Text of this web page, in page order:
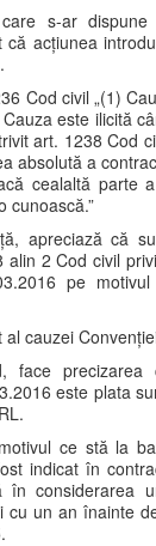
s-ar dispune
că acțiunea
Cod civil „(1)
este ilicită
art. 1238 Cod
absolută a
cealaltă parte
cunoască.”
apreciază că
2 Cod civil
pe
al cauzei
face precizarea
este plata
ce stă la
indicat în
considerarea
cu un an înainte